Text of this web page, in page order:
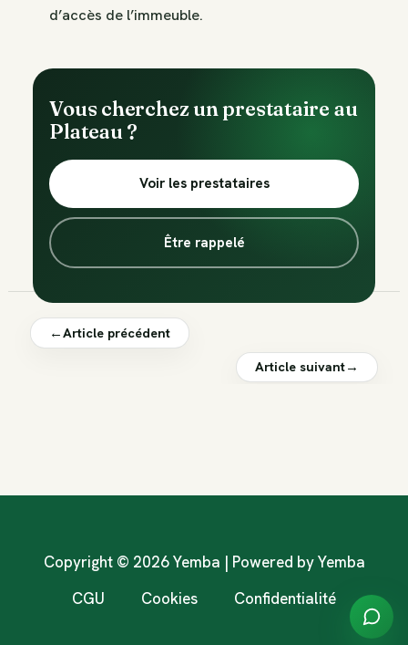
d’accès de l’immeuble.
Vous cherchez un prestataire au
Plateau ?
Voir les prestataires
Être rappelé
←Article précédent
Article suivant→
Copyright © 2026 Yemba | Powered by Yemba
CGU
Cookies Confidentialité